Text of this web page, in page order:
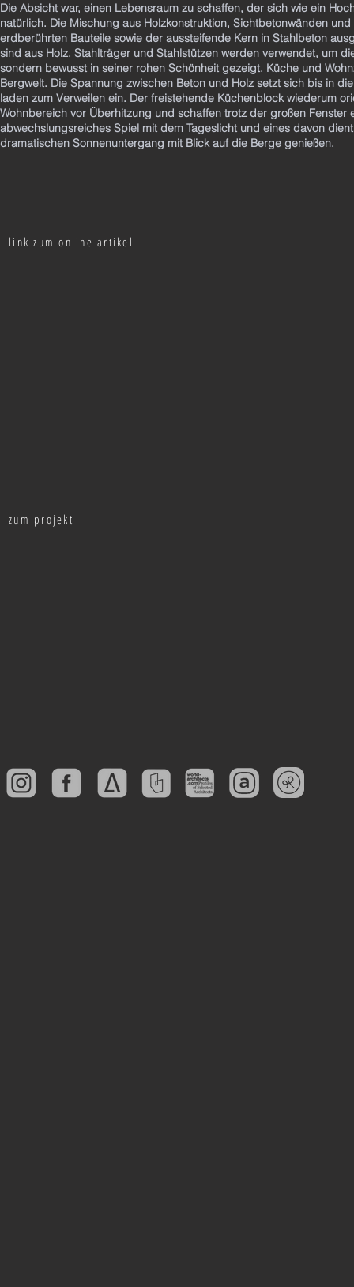
Die Absicht war, einen Lebensraum zu schaffen, der sich wie ein
natürlich. Die Mischung aus Holzkonstruktion, Sichtbetonwänden
erdberührten Bauteile sowie der aussteifende Kern in Stahlbeton
sind aus Holz. Stahlträger und Stahlstützen werden verwendet, um
sondern bewusst in seiner rohen Schönheit gezeigt. Küche und
Bergwelt. Die Spannung zwischen Beton und Holz setzt sich bis in
laden zum Verweilen ein. Der freistehende Küchenblock wiederum
Wohnbereich vor Überhitzung und schaffen trotz der großen
abwechslungsreiches Spiel mit dem Tageslicht und eines davon
dramatischen Sonnenuntergang mit Blick auf die Berge genießen.
link zum online artikel
zum projekt